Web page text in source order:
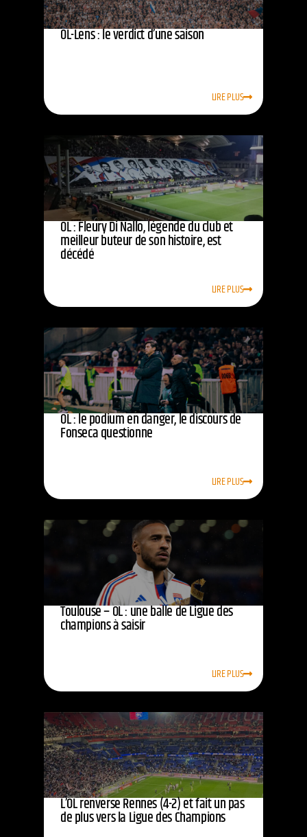
OL-Lens : le verdict d’une saison
LIRE PLUS
OL : Fleury Di Nallo, légende du club et
meilleur buteur de son histoire, est
décédé
LIRE PLUS
OL : le podium en danger, le discours de
Fonseca questionne
LIRE PLUS
Toulouse – OL : une balle de Ligue des
champions à saisir
LIRE PLUS
L’OL renverse Rennes (4-2) et fait un pas
de plus vers la Ligue des Champions